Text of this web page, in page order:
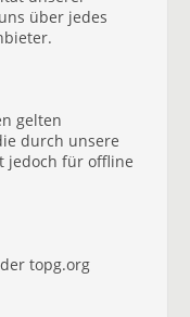
über jedes
gelten
durch unsere
jedoch für offline
topg.org